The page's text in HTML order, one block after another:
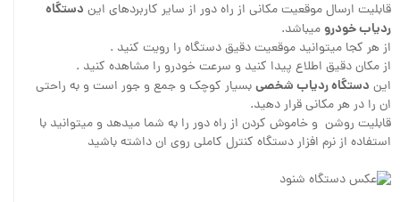
قابلیت ارسال موقعیت مکانی از راه دور از سایر کاربردهای این دستگاه
ردیاب خودرومیباشد.
از هر کجا میتوانید موقعیت دقیق دستگاه را رویت کنید .
از مکان دقیق اطلاع پیدا کنید و سرعت خودرو را مشاهده کنید .
این دستگاه ردیاب شخصیبسیار کوچک و جمع و جور است و به راحتی
ان را در هر مکانی قرار دهید.
قابلیت روشن و خاموش کردن از راه دور را به شما میدهد و میتوانید با
استفاده از نرم افزار دستگاه کنترل کاملی روی ان داشته باشید